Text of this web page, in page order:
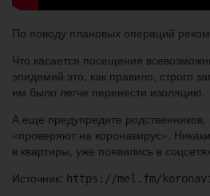
По поводу плановых операций
Что касается посещения
эпидемий это, как правило, строго
им было легче перенести изоляцию.
А еще предупредите
«проверяют на коронавирус».
в квартиры, уже появились в
Источник: https://mel.fm/